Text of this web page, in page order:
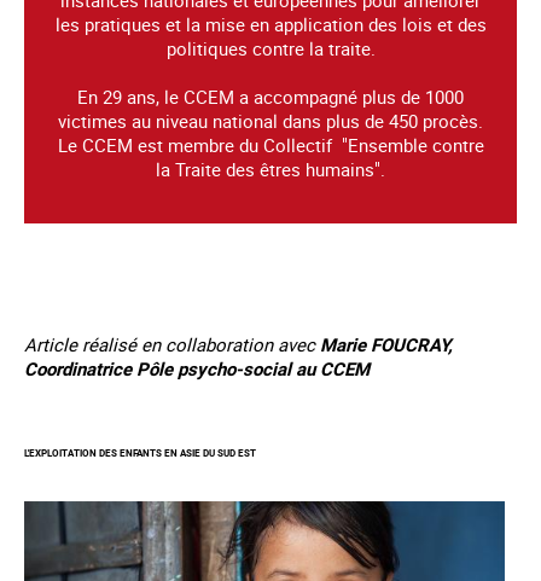
les pratiques et la mise en application des lois et des
politiques contre la traite.
En 29 ans, le CCEM a accompagné plus de 1000
victimes au niveau national dans plus de 450 procès.
Le CCEM est membre du Collectif "Ensemble contre
la Traite des êtres humains".
Article réalisé en collaboration avec Marie FOUCRAY,
Coordinatrice Pôle psycho-social au CCEM
L'EXPLOITATION DES ENFANTS EN ASIE DU SUD EST